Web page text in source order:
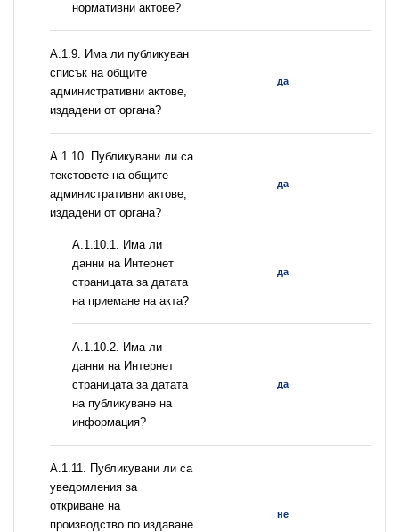
нормативни актове?
А.1.9. Има ли публикуван
списък на общите
административни актове,
издадени от органа?
да
А.1.10. Публикувани ли са
текстовете на общите
административни актове,
издадени от органа?
да
A.1.10.1. Има ли
данни на Интернет
страницата за датата
на приемане на акта?
да
A.1.10.2. Има ли
данни на Интернет
страницата за датата
на публикуване на
информация?
да
А.1.11. Публикувани ли са
уведомления за
откриване на
производство по издаване
не